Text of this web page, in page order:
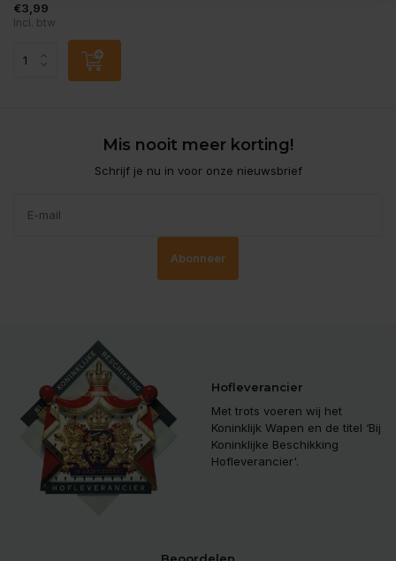
€3,99
Incl. btw
Mis nooit meer korting!
Schrijf je nu in voor onze nieuwsbrief
Abonneer
Hofleverancier
Met trots voeren wij het
Koninklijk Wapen en de titel ‘Bij
Koninklijke Beschikking
Hofleverancier'.